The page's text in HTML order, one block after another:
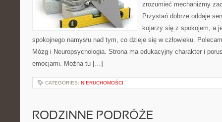
zrozumieć mechanizmy
Przystań dobrze oddaje
kojarzy się z spokojem, a
spokojnego namysłu nad tym, co dzieje się w człowieku.
Mózg i Neuropsychologia. Strona ma edukacyjny charakter i
emocjami. Można tu […]
CATEGORIES: NIERUCHOMOŚCI
RODZINNE PODRÓŻE